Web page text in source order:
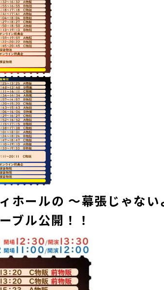
ホールの ～幕張じゃない
ブル公開！！